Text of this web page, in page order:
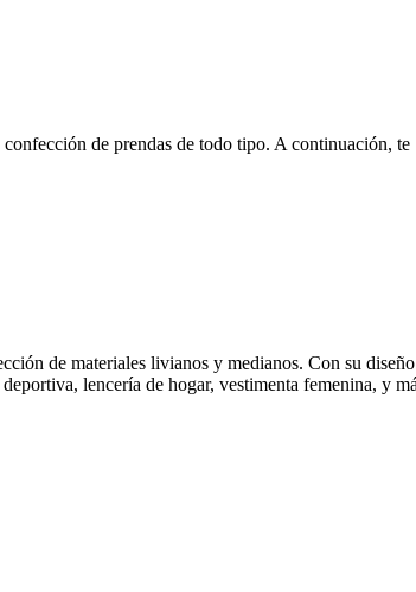
de prendas de todo tipo. A continuación, te
de materiales livianos y medianos. Con su diseño
lencería de hogar, vestimenta femenina, y